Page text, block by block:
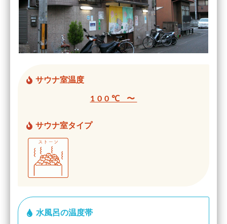
サウナ室温度
100℃ 〜
サウナ室タイプ
水風呂の温度帯